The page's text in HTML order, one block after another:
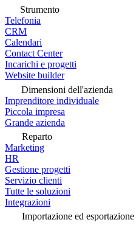
Strumento
Telefonia
CRM
Calendari
Contact Center
Incarichi e progetti
Website builder
Dimensioni dell'azienda
Imprenditore individuale
Piccola impresa
Grande azienda
Reparto
Marketing
HR
Gestione progetti
Servizio clienti
Tutte le soluzioni
Integrazioni
Importazione ed esportazione